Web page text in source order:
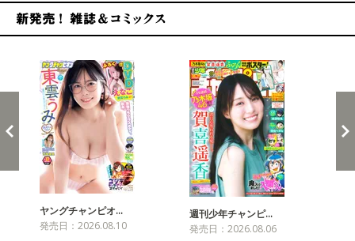
ヤングチャンピオ…
発売日：2026.08.10
週刊少年チャンピ…
発売日：2026.08.06